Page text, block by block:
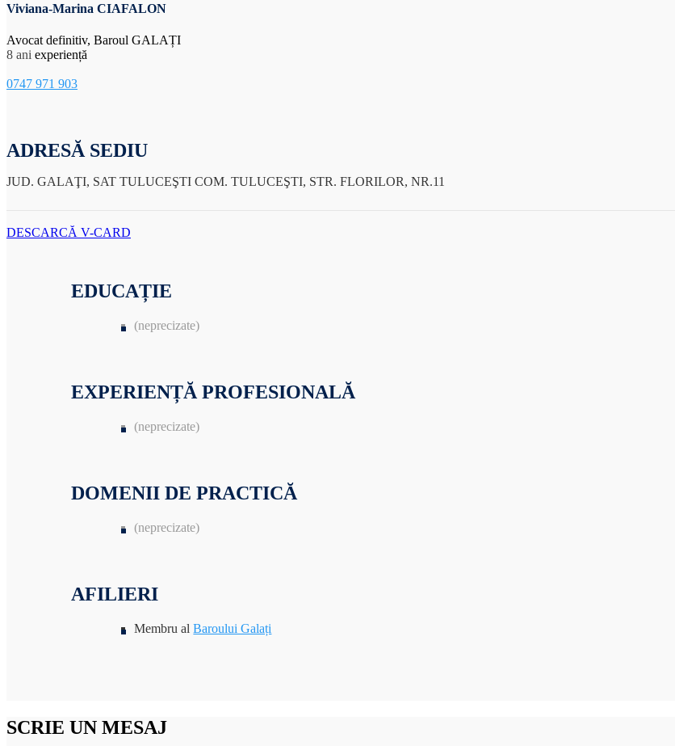
Viviana-Marina CIAFALON
Avocat definitiv, Baroul GALAȚI
8 ani experiență
0747 971 903
ADRESĂ SEDIU
JUD. GALAŢI, SAT TULUCEŞTI COM. TULUCEŞTI, STR. FLORILOR, NR.11
DESCARCĂ V-CARD
EDUCAȚIE
(neprecizate)
EXPERIENȚĂ PROFESIONALĂ
(neprecizate)
DOMENII DE PRACTICĂ
(neprecizate)
AFILIERI
Membru alBaroului Galați
SCRIE UN MESAJ